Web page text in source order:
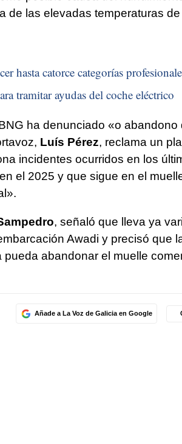
de las elevadas temperaturas de
hasta catorce categorías
tramitar ayudas del coche eléctrico
ha denunciado «o abandono
Luís Pérez, reclama un
incidentes ocurridos en los
en el 2025 y que sigue en el
.
, señaló que lleva ya
Awadi y precisó que
abandonar el muelle
Añade a La Voz de Galicia en Google